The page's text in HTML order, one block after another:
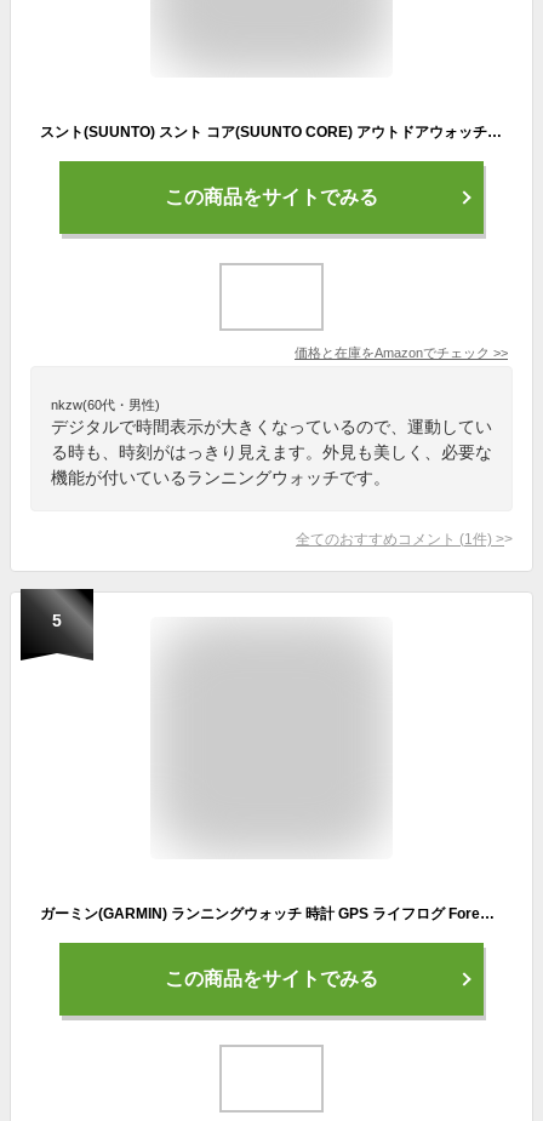
スント(SUUNTO) スント コア(SUUNTO CORE) アウトドアウォッチ BLACK YELLOW TX トレイルランニング 登山 コンパス【日本正規品/メーカー保証】
この商品をサイトでみる
価格と在庫をAmazonでチェック >>
nkzw(60代・男性)
デジタルで時間表示が大きくなっているので、運動してい
る時も、時刻がはっきり見えます。外見も美しく、必要な
機能が付いているランニングウォッチです。
全てのおすすめコメント (1 件) >
5
ガーミン(GARMIN) ランニングウォッチ 時計 GPS ライフログ ForeAthlete 55 Black 心拍 歩数 防水 軽量【日本正規品】 小
この商品をサイトでみる